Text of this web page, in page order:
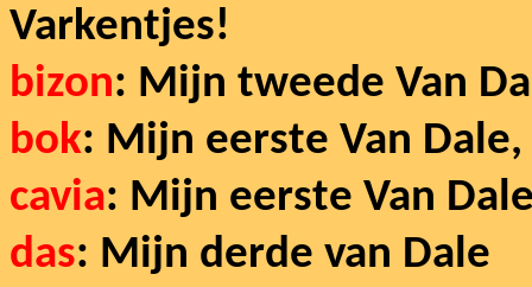
Varkentjes!
bizon: Mijn tweede Van
bok: Mijn eerste Van
cavia: Mijn eerste Van
das: Mijn derde van Dale